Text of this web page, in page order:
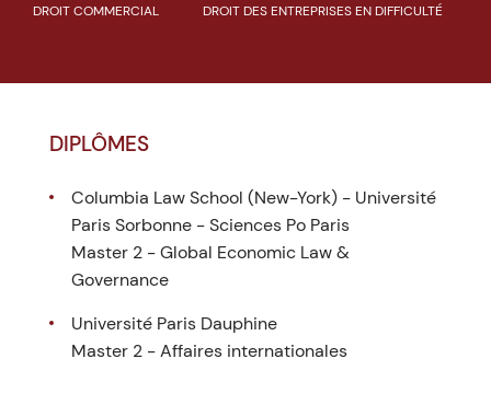
DROIT COMMERCIAL DROIT DES ENTREPRISES EN DIFFICULTÉ
DIPLÔMES
Columbia Law School (New-York) - Université
Paris Sorbonne - Sciences Po Paris
Master 2 - Global Economic Law &
Governance
Université Paris Dauphine
Master 2 - Affaires internationales